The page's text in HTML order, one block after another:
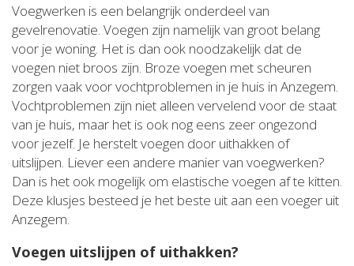
Voegwerken is een belangrijk onderdeel van
gevelrenovatie. Voegen zijn namelijk van groot belang
voor je woning. Het is dan ook noodzakelijk dat de
voegen niet broos zijn. Broze voegen met scheuren
zorgen vaak voor vochtproblemen in je huis in Anzegem.
Vochtproblemen zijn niet alleen vervelend voor de staat
van je huis, maar het is ook nog eens zeer ongezond
voor jezelf. Je herstelt voegen door uithakken of
uitslijpen. Liever een andere manier van voegwerken?
Dan is het ook mogelijk om elastische voegen af te kitten.
Deze klusjes besteed je het beste uit aan een voeger uit
Anzegem.
Voegen uitslijpen of uithakken?